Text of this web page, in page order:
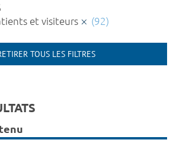
et visiteurs (92)
TOUS LES FILTRES